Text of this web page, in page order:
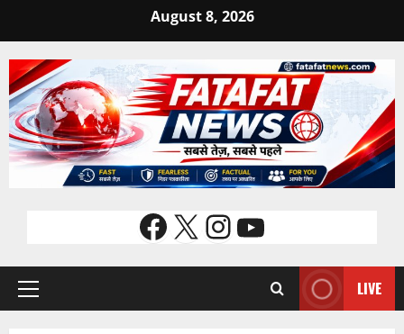
content
August 8, 2026
Facebook
X Instagram
YouTube
Primary
LIVE